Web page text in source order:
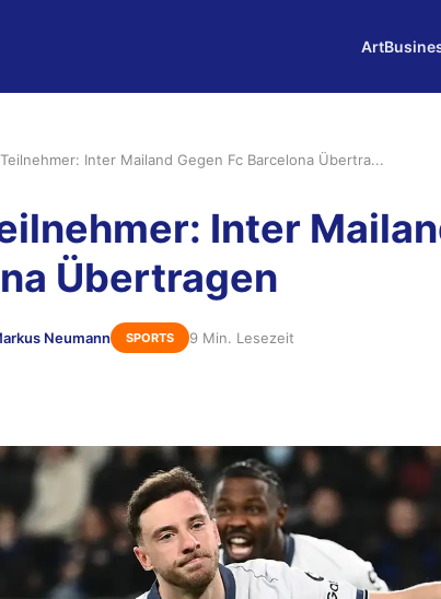
Art
Inter Mailand Gegen Fc Barcelona Übertra...
Inter
Übertragen
Neumann SPORTS 9 Min. Lesezeit